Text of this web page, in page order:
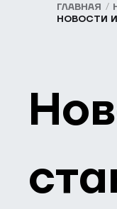
ГЛАВНАЯ
НОВОСТИ